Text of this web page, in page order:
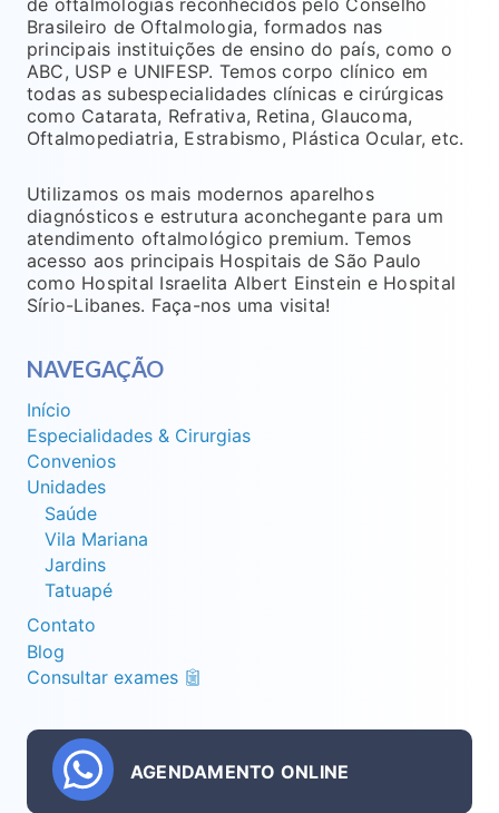
Brasileiro de Oftalmologia, formados nas
principais instituições de ensino do país, como o
ABC, USP e UNIFESP. Temos corpo clínico em
todas as subespecialidades clínicas e cirúrgicas
como Catarata, Refrativa, Retina, Glaucoma,
Oftalmopediatria, Estrabismo, Plástica Ocular, etc.
Utilizamos os mais modernos aparelhos
diagnósticos e estrutura aconchegante para um
atendimento oftalmológico premium. Temos
acesso aos principais Hospitais de São Paulo
como Hospital Israelita Albert Einstein e Hospital
Sírio-Libanes. Faça-nos uma visita!
NAVEGAÇÃO
Início
Especialidades & Cirurgias
Convenios
Unidades
Saúde
Vila Mariana
Jardins
Tatuapé
Contato
Blog
Consultar exames
AGENDAMENTO ONLINE